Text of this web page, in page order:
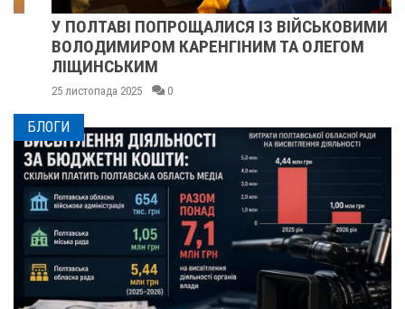
У ПОЛТАВІ ПОПРОЩАЛИСЯ ІЗ ВІЙСЬКОВИМИ
ВОЛОДИМИРОМ КАРЕНГІНИМ ТА ОЛЕГОМ
ЛІЩИНСЬКИМ
25 листопада 2025 0
БЛОГИ